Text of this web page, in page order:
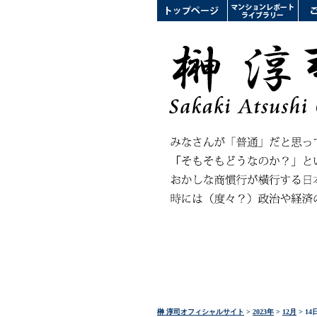
榊 淳司オフィシャルサイト > 2023年 > 12月 > 14